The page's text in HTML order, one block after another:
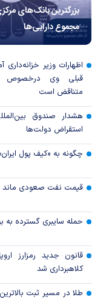
بزرگترین بانک‌های
مجموع دارایی‌ها
اظهارات وزیر خزانه‌داری
قبلی وی درخصوص
متناقض است
هشدار صندوق
استقراض دولت‌ها
چگونه به «کیف پول
قیمت نفت صعودی ماند
حمله سایبری گسترده به
قانون جدید رمزارز
کلاهبرداری شد
طلا در مسیر ثبت